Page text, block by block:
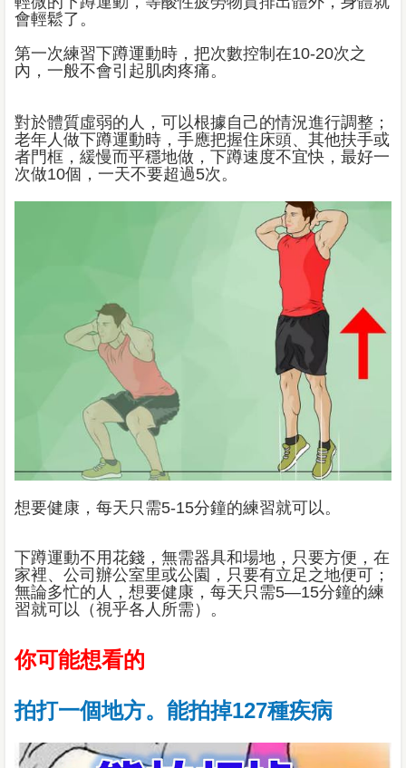
會輕鬆了。
第一次練習下蹲運動時，把次數控制在10-20次之
內，一般不會引起肌肉疼痛。
對於體質虛弱的人，可以根據自己的情況進行調整；
老年人做下蹲運動時，手應把握住床頭、其他扶手或
者門框，緩慢而平穩地做，下蹲速度不宜快，最好一
次做10個，一天不要超過5次。
想要健康，每天只需5-15分鐘的練習就可以。
下蹲運動不用花錢，無需器具和場地，只要方便，在
家裡、公司辦公室里或公園，只要有立足之地便可；
無論多忙的人，想要健康，每天只需5—15分鐘的練
習就可以（視乎各人所需）。
你可能想看的
拍打一個地方。能拍掉127種疾病